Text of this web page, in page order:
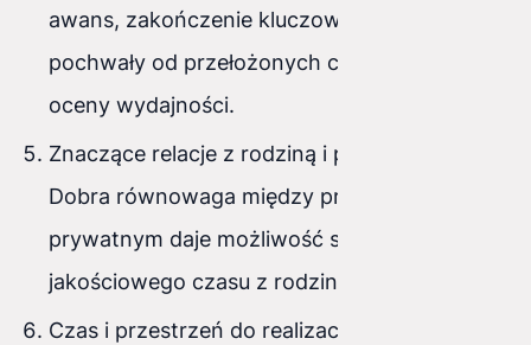
awans, zakończenie kluczowych projektów,
pochwały od przełożonych czy pozytywne
oceny wydajności.
Znaczące relacje z rodziną i przyjaciółmi -
Dobra równowaga między pracą a życiem
prywatnym daje możliwość spędzania
jakościowego czasu z rodziną i przyjaciółmi.
Czas i przestrzeń do realizacji własnych